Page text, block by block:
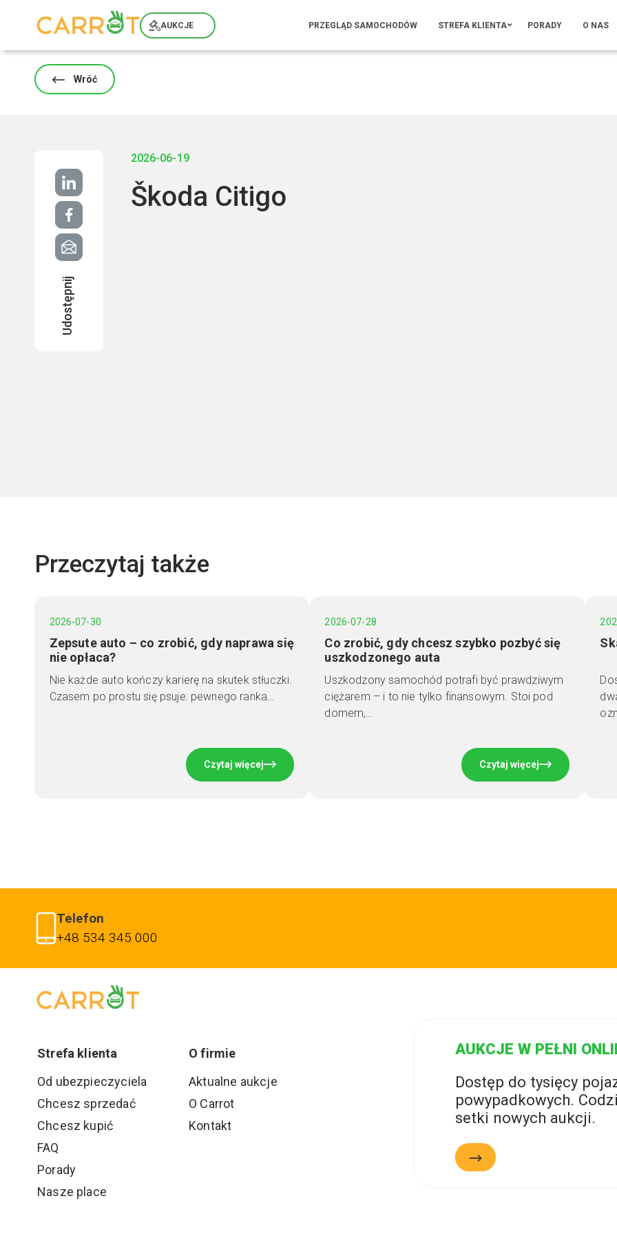
AUKCJE PRZEGLĄD SAMOCHODÓW STREFA KLIENTA PORADY O NAS
Wróć
2026-06-19
Škoda Citigo
Przeczytaj także
2026-07-30
Zepsute auto – co zrobić, gdy naprawa się
nie opłaca?
Nie każde auto kończy karierę na skutek stłuczki.
Czasem po prostu się psuje: pewnego ranka…
Czytaj więcej
2026-07-28
Co zrobić, gdy chcesz szybko pozbyć się
uszkodzonego auta
Uszkodzony samochód potrafi być prawdziwym
ciężarem – i to nie tylko finansowym. Stoi pod
domem,…
Czytaj więcej
Telefon
+48 534 345 000
Strefa klienta
O firmie
Od ubezpieczyciela
Chcesz sprzedać
Chcesz kupić
FAQ
Porady
Nasze place
Aktualne aukcje
O Carrot
Kontakt
AUKCJE W PEŁNI
Dostęp do tysięcy
powypadkowych.
setki nowych aukcji.